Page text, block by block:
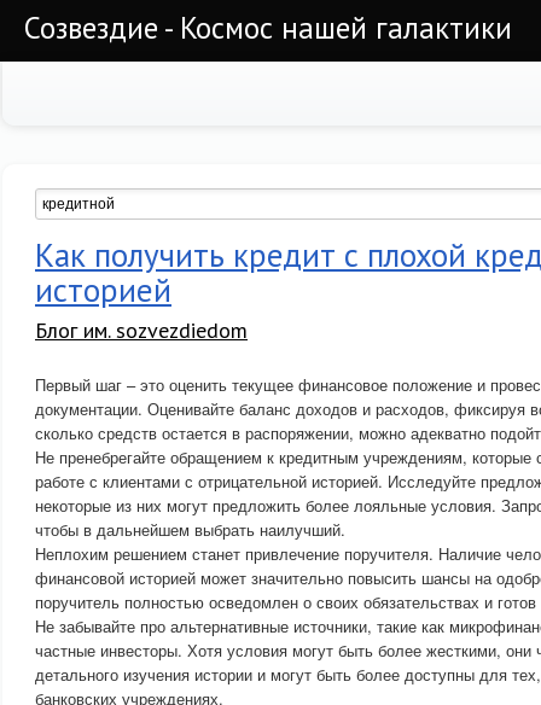
Созвездие - Космос нашей галактики
Как получить кредит с плохой
историей
Блог им. sozvezdiedom
Первый шаг – это оценить текущее финансовое положение и
документации. Оценивайте баланс доходов и расходов, фиксируя
сколько средств остается в распоряжении, можно адекватно
Не пренебрегайте обращением к кредитным учреждениям, которые
работе с клиентами с отрицательной историей. Исследуйте
некоторые из них могут предложить более лояльные условия.
чтобы в дальнейшем выбрать наилучший.
Неплохим решением станет привлечение поручителя. Наличие
финансовой историей может значительно повысить шансы на
поручитель полностью осведомлен о своих обязательствах и
Не забывайте про альтернативные источники, такие как
частные инвесторы. Хотя условия могут быть более жесткими, они
детального изучения истории и могут быть более доступны для
банковских учреждениях.